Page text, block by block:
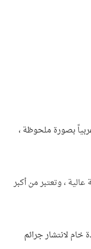
بصورة ملحوظة ،
، وتعتبر من أكبر
خام لانتشار جرائم